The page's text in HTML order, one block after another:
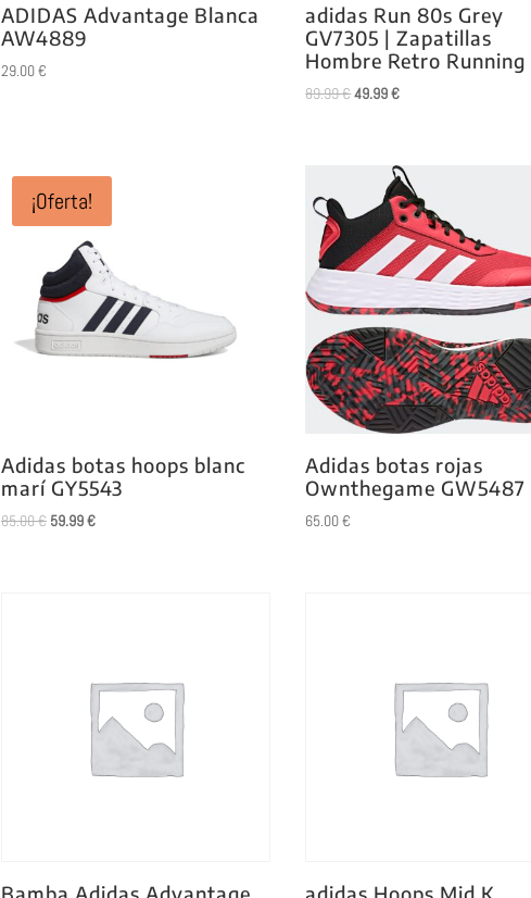
ADIDAS Advantage Blanca
AW4889
29.00€
adidas Run 80s Grey
GV7305 | Zapatillas
Hombre Retro Running
89.99€El
89.99 €.
49.99€El
es:
49.99 €.
¡Oferta!
Adidas botas hoops blanc
marí GY5543
85.00€ El
59.99€El
Adidas botas rojas
Ownthegame GW5487
65.00€
Bamba Adidas Advantage
adidas Hoops Mid K,